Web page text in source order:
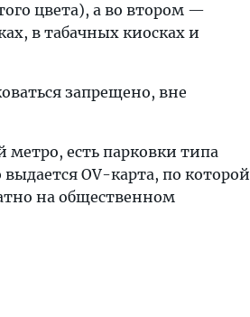
цвета), а во втором —
в табачных киосках и
запрещено, вне
есть парковки типа
OV-карта, по которой
на общественном